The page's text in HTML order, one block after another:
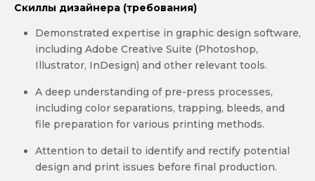
Скиллы дизайнера (требования)
Demonstrated expertise in graphic design software,
including Adobe Creative Suite (Photoshop,
Illustrator, InDesign) and other relevant tools.
A deep understanding of pre-press processes,
including color separations, trapping, bleeds, and
file preparation for various printing methods.
Attention to detail to identify and rectify potential
design and print issues before final production.